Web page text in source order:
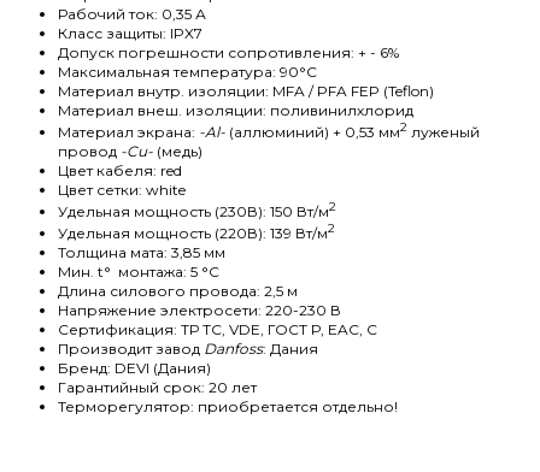
Рабочий ток: 0,35 А
Класс защиты: IPX7
Допуск погрешности сопротивления: + - 6%
Максимальная температура: 90°C
Материал внутр. изоляции: MFA / PFA FEP (Teflon)
Материал внеш. изоляции: поливинилхлорид
Материал экрана: -Al- (аллюминий) + 0,53 мм2 луженый
провод -Cu- (медь)
Цвет кабеля: red
Цвет сетки: white
Удельная мощность (230В): 150 Вт/м2
Удельная мощность (220В): 139 Вт/м2
Толщина мата: 3,85 мм
Мин. t° монтажа: 5 °C
Длина силового провода: 2,5 м
Напряжение электросети: 220-230 В
Сертификация: ТР ТС, VDE, ГОСТ Р, EAC, C
Производит завод Danfoss: Дания
Бренд: DEVI (Дания)
Гарантийный срок: 20 лет
Терморегулятор: приобретается отдельно!